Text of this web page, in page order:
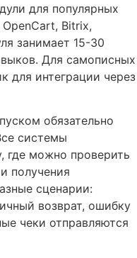
для популярных
Bitrix,
занимает 15-30
Для самописных
для интеграции через
обязательно
системы
где можно проверить
получения
сценарии:
возврат, ошибку
чеки отправляются